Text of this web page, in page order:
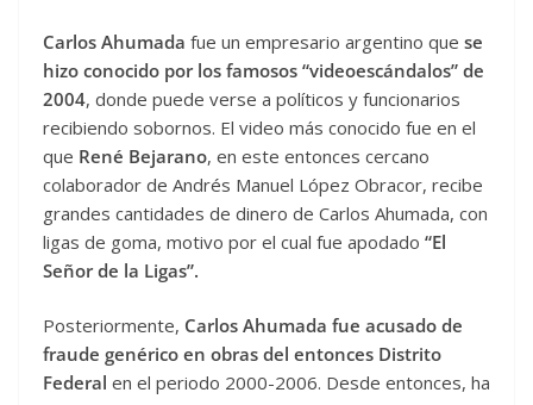
Carlos Ahumada fue un empresario argentino que se
hizo conocido por los famosos “videoescándalos” de
2004, donde puede verse a políticos y funcionarios
recibiendo sobornos. El video más conocido fue en el
que René Bejarano, en este entonces cercano
colaborador de Andrés Manuel López Obracor, recibe
grandes cantidades de dinero de Carlos Ahumada, con
ligas de goma, motivo por el cual fue apodado “El
Señor de la Ligas”.
Posteriormente, Carlos Ahumada fue acusado de
fraude genérico en obras del entonces Distrito
Federal en el periodo 2000-2006. Desde entonces, ha